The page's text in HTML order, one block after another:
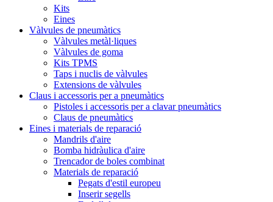
Kits
Eines
Vàlvules de pneumàtics
Vàlvules metàl·liques
Vàlvules de goma
Kits TPMS
Taps i nuclis de vàlvules
Extensions de vàlvules
Claus i accessoris per a pneumàtics
Pistoles i accessoris per a clavar pneumàtics
Claus de pneumàtics
Eines i materials de reparació
Mandrils d'aire
Bomba hidràulica d'aire
Trencador de boles combinat
Materials de reparació
Pegats d'estil europeu
Inserir segells